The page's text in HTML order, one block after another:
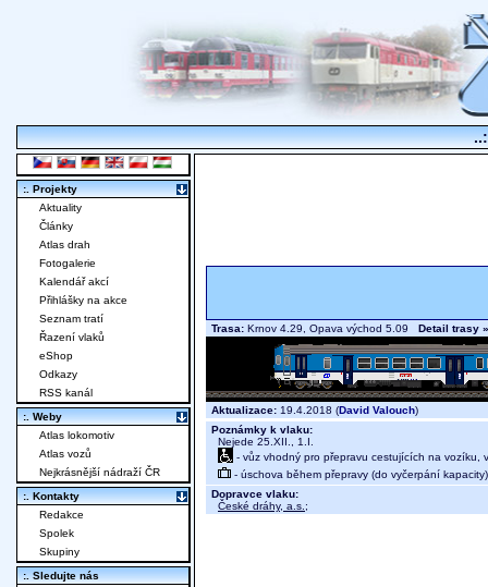
Trasa: Krnov 4.29, Opava východ 5.09 Detail trasy »
Aktualizace: 19.4.2018 (David Valouch)
Poznámky k vlaku:
Nejede 25.XII., 1.I.
- vůz vhodný pro přepravu cestujících na vozíku,
- úschova během přepravy (do vyčerpání kapacity)
Dopravce vlaku:
České dráhy, a.s. ;
:. Projekty
Aktuality
Články
Atlas drah
Fotogalerie
Kalendář akcí
Přihlášky na akce
Seznam tratí
Řazení vlaků
eShop
Odkazy
RSS kanál
:. Weby
Atlas lokomotiv
Atlas vozů
Nejkrásnější nádraží ČR
:. Kontakty
Redakce
Spolek
Skupiny
:. Sledujte nás